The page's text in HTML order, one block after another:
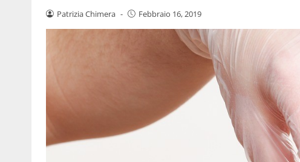
Patrizia Chimera - Febbraio 16, 2019